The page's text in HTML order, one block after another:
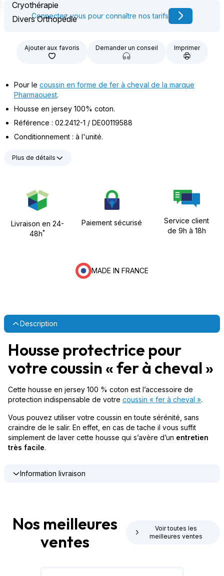
Cryothérapie
Divers Orthopédie
Connectez vous pour connaître nos tarifs
Ajouter aux favoris Demander un conseil Imprimer
Pour le coussin en forme de fer à cheval de la marque
Pharmaouest.
Housse en jersey 100% coton.
Référence : 02.2412-1 / DE00119588
Conditionnement : à l'unité.
Plus de détails
Livraison en 24-
48h*
Paiement sécurisé
Service client
de 9h à 18h
MADE IN FRANCE
Description
Housse protectrice pour
votre coussin « fer à cheval »
Cette housse en jersey 100 % coton est l’accessoire de
protection indispensable de votre coussin « fer à cheval ».
Vous pouvez utiliser votre coussin en toute sérénité, sans
craindre de le salir. En effet, en cas de tache il vous suffit
simplement de laver cette housse qui s’avère d’un entretien
très facile.
Information livraison
Nos meilleures
ventes
Voir toutes les
meilleures ventes